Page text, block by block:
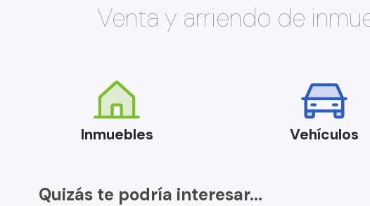
Venta y arriendo de
Inmuebles Vehículos
Quizás te podría interesar...